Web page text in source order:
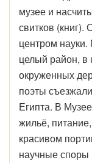
музее и
свитков
центром
целый район, в
окруженных
поэты
Египта. В
жильё,
красивом
научные споры